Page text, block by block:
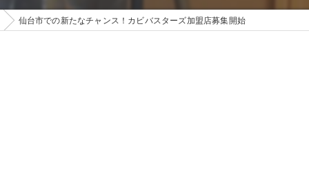
仙台市での新たなチャンス！カビバスターズ加盟店募集開始